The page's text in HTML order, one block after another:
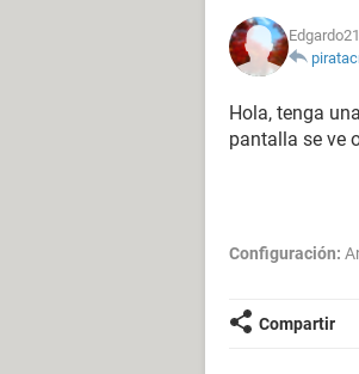
Edgardo21
Hola, tenga
pantalla se ve
Configuración:
Compartir